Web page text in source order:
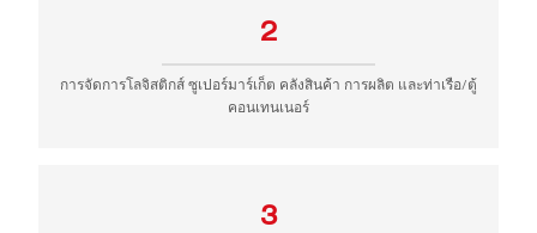
2
การจัดการโลจิสติกส์ ซูเปอร์มาร์เก็ต คลังสินค้า การผลิต และท่าเรือ/ตู้
คอนเทนเนอร์
3